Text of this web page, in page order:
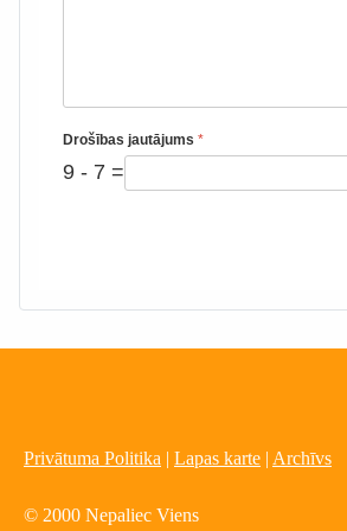
Drošības jautājums *
9 - 7 =
Privātuma Politika | Lapas karte | Archīvs
© 2000 Nepaliec Viens